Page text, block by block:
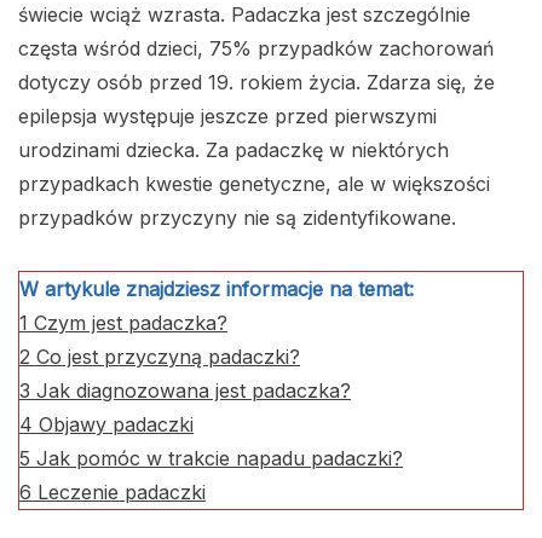
świecie wciąż wzrasta. Padaczka jest szczególnie
częsta wśród dzieci, 75% przypadków zachorowań
dotyczy osób przed 19. rokiem życia. Zdarza się, że
epilepsja występuje jeszcze przed pierwszymi
urodzinami dziecka. Za padaczkę w niektórych
przypadkach kwestie genetyczne, ale w większości
przypadków przyczyny nie są zidentyfikowane.
W artykule znajdziesz informacje na temat:
1 Czym jest padaczka?
2 Co jest przyczyną padaczki?
3 Jak diagnozowana jest padaczka?
4 Objawy padaczki
5 Jak pomóc w trakcie napadu padaczki?
6 Leczenie padaczki